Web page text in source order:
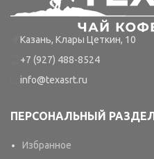
Казань, Клары Цеткин, 10
+7 (927) 488-8524
info@texasrt.ru
ПЕРСОНАЛЬНЫЙ РАЗДЕЛ
Избранное